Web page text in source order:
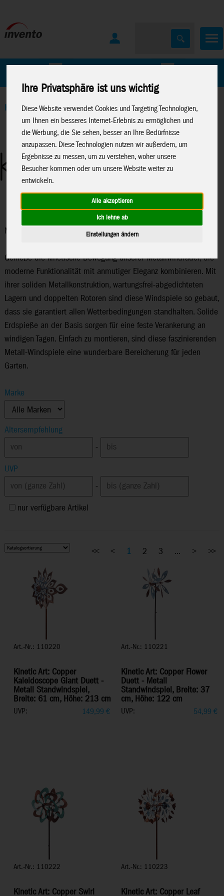
Ihre Privatsphäre ist uns wichtig
Diese Website verwendet Cookies und Targeting Technologien,
um Ihnen ein besseres Internet-Erlebnis zu ermöglichen und
die Werbung, die Sie sehen, besser an Ihre Bedürfnisse
anzupassen. Diese Technologien nutzen wir außerdem, um
Ergebnisse zu messen, um zu verstehen, woher unsere
Besucher kommen oder um unsere Website weiter zu
entwickeln.
Alle akzeptieren
Ich lehne ab
Einstellungen ändern
Home>Windspiele>Metall-Windspiele
Metall-Windspiele
Genieße die kinetische Bewegung unserer Metallwindräder, die
moderne Funktionalität mit anmutiger Eleganz kombinieren. Mit
ihrer soliden Metallkonstruktion, wartungsfrei-abgedichteten
Lagern und doppelten Rotoren sind diese Windspiele so gebaut,
dass sie garantiert allen Wetterbedingungen standhalten. Solide
Erdspieße an der Basis sorgen für eine feste Verankerung an
windigen Tagen. Einfach zu montieren, sind diese faszinierenden
Metall-Windspiele eine wunderbare Bereicherung für jeden
Garten.
Marke
Altersempfehlung
-
UVP
-
nur verfügbare Artikel
Art.-Nr.: 110220
Kinetic Art: Copper
Kaleidoscope Giant Duett -
Metall Standwindspiel,
Breite: 61 cm, Höhe: 213 cm
UVP: 149,99 €
Art.-Nr.: 110221
Kinetic Art: Copper Flower
Duett - Metall
Standwindspiel, Breite: 37
cm, Höhe: 122 cm
UVP: 54,99 €
Art.-Nr.: 110222
Kinetic Art: Copper Swirl
Art.-Nr.: 110223
Kinetic Art: Copper Leaf
<< < 1 2 3 ... > >>